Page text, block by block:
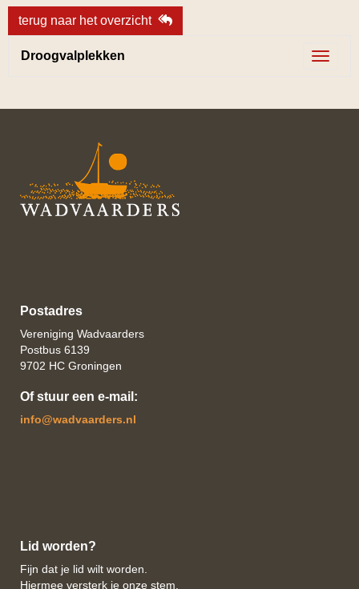
terug naar het overzicht
Droogvalplekken
Postadres
Vereniging Wadvaarders
Postbus 6139
9702 HC Groningen
Of stuur een e-mail:
ofni@wadvaarders.nl
Lid worden?
Fijn dat je lid wilt worden.
Hiermee versterk je onze stem.